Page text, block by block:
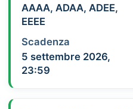
AAAA, ADAA, ADEE,
EEEE
Scadenza
5 settembre 2026,
23:59